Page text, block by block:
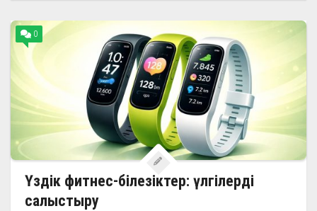
0
Үздік фитнес-білезіктер: үлгілерді
салыстыру